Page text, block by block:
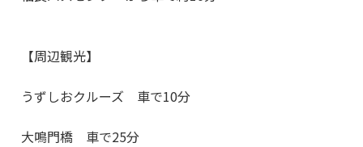
【周辺観光】
うずしおクルーズ 車で10分
大鳴門橋 車で25分